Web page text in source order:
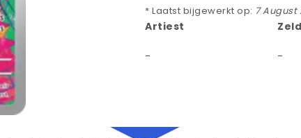
* Laatst bijgewerkt op: 7 August
Artiest
- -